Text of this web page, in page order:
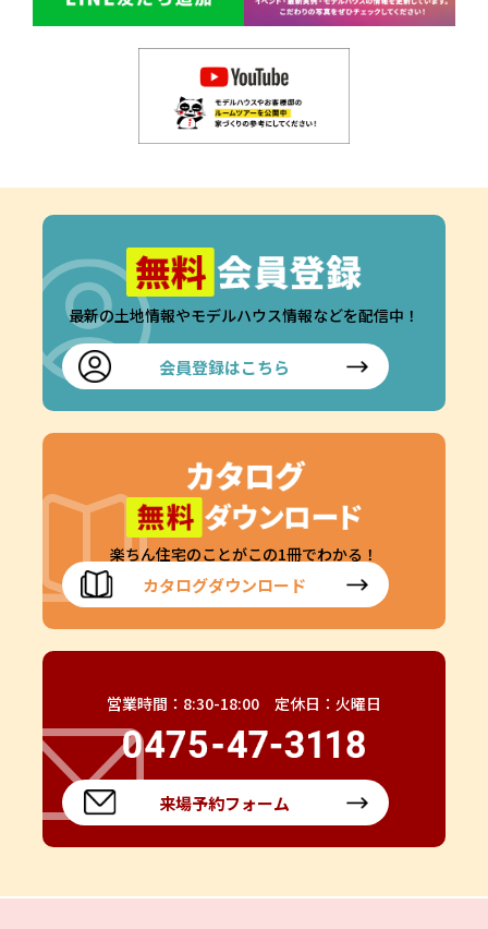
最新の土地情報やモデルハウス情報などを配信中！
会員登録はこちら
楽ちん住宅のことがこの1冊でわかる！
カタログダウンロード
営業時間：8:30-18:00 定休日：火曜日
来場予約フォーム